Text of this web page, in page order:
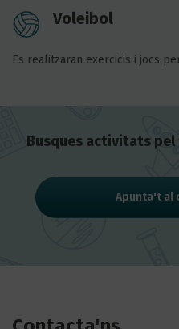
Voleibol
Es realitzaran exercicis i jocs
Busques activitats
Apunta't al